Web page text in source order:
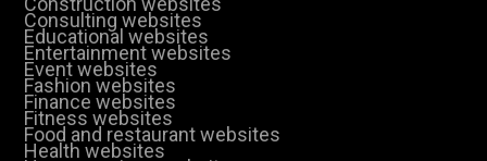
Consulting websites
Educational websites
Entertainment websites
Event websites
Fashion websites
Finance websites
Fitness websites
Food and restaurant websites
Health websites